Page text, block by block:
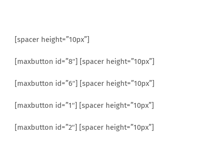
[spacer height=”10px”]
[maxbutton id=”8″] [spacer height=”10px”]
[maxbutton id=”6″] [spacer height=”10px”]
[maxbutton id=”1″] [spacer height=”10px”]
[maxbutton id=”2″] [spacer height=”10px”]